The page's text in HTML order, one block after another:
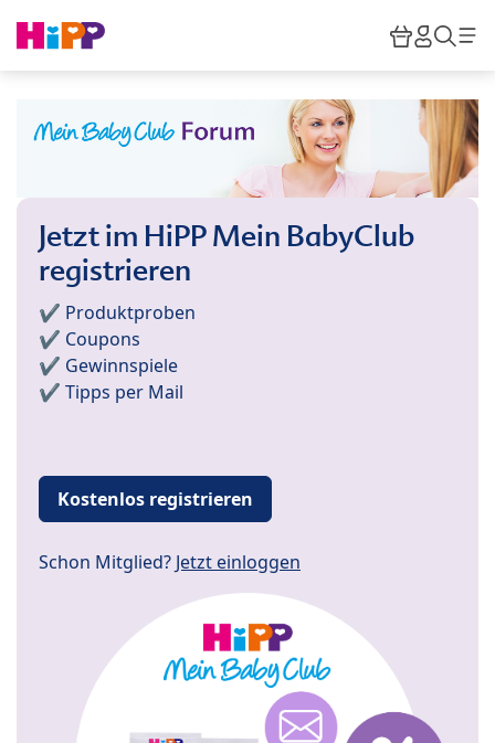
HiPP
Jetzt im HiPP Mein BabyClub
registrieren
✔️ Produktproben
✔️ Coupons
✔️ Gewinnspiele
✔️ Tipps per Mail
Kostenlos registrieren
Schon Mitglied? Jetzt einloggen